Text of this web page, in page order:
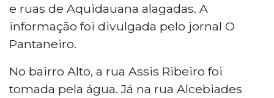
e ruas de Aquidauana alagadas. A
informação foi divulgada pelo jornal O
Pantaneiro.
No bairro Alto, a rua Assis Ribeiro foi
tomada pela água. Já na rua Alcebiades